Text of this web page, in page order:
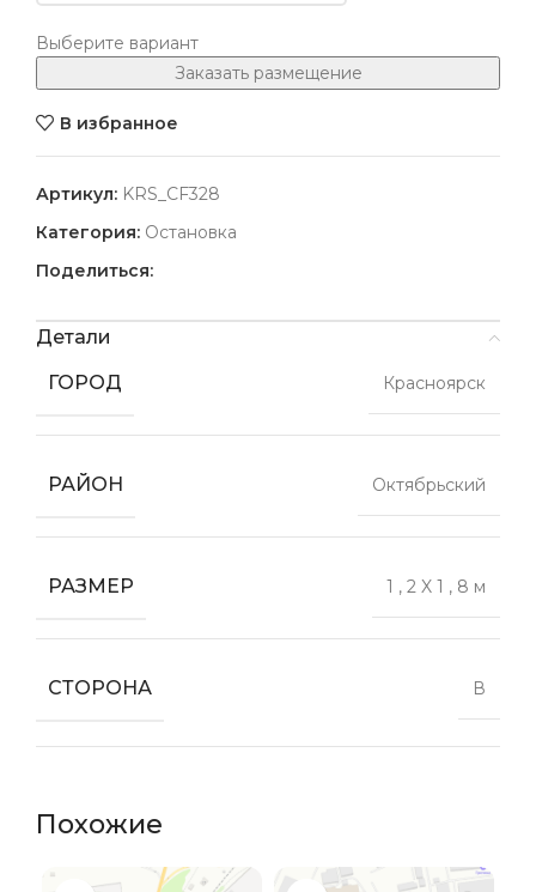
Выберите вариант
Заказать размещение
В избранное
Артикул: KRS_CF328
Категория: Остановка
Поделиться:
Детали
ГОРОД
Красноярск
РАЙОН Октябрьский
РАЗМЕР 1 , 2 X 1 , 8 м
СТОРОНА В
Похожие